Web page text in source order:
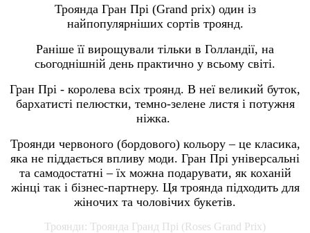
Троянда Гран Прі (Grand prix) один із
найпопулярніших сортів троянд.
Раніше її вирощували тільки в Голландії, на
сьогоднішній день практично у всьому світі.
Гран Прі - королева всіх троянд. В неї великий буток,
бархатисті пелюстки, темно-зелене листя і потужня
ніжка.
Троянди червоного (бордового) кольору – це класика,
яка не піддається впливу моди. Гран Прі універсальні
та самодостатні – їх можна подарувати, як коханій
жінці так і бізнес-партнеру. Ця троянда підходить для
жіночих та чоловічих букетів.
Троянди: Троянда Гранд Прі (Roses Grand Prix)